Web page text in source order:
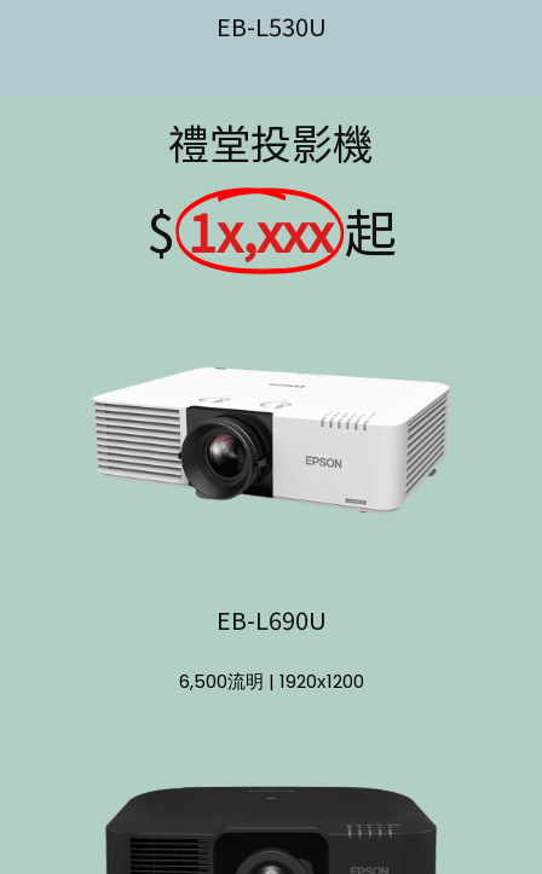
EB-L530U
禮堂投影機
$ 1x,xxx起
EB-L690U
6,500流明 | 1920х1200